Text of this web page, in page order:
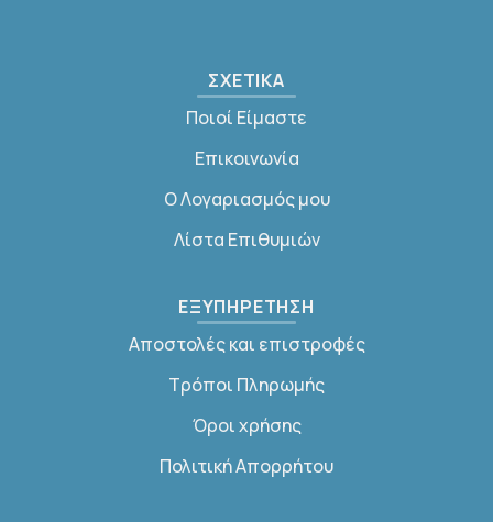
ΣΧΕΤΙΚΑ
Ποιοί Είμαστε
Επικοινωνία
Ο Λογαριασμός μου
Λίστα Επιθυμιών
ΕΞΥΠΗΡΕΤΗΣΗ
Αποστολές και επιστροφές
Τρόποι Πληρωμής
Όροι χρήσης
Πολιτική Απορρήτου